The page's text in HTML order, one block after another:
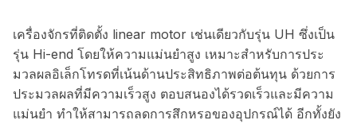
เครื่องจักรที่ติดตั้ง linear motor เช่นเดียวกับรุ่น UH ซึ่งเป็น
รุ่น Hi-end โดยให้ความแม่นยำสูง เหมาะสำหรับการประ
มวลผลอิเล็กโทรดที่เน้นด้านประสิทธิภาพต่อต้นทุน ด้วยการ
ประมวลผลที่มีความเร็วสูง ตอบสนองได้รวดเร็วและมีความ
แม่นยำ ทำให้สามารถลดการสึกหรอของอุปกรณ์ได้ อีกทั้งยัง